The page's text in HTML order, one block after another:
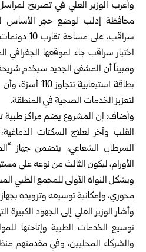
وأعرب الوزير العلي في تصريح
محافظة إدلب لوضع حجر الأساس
سراقب،
اختيار سراقب جاء لموقعها الجغرافي
ومبيناً أن المشفى الجديد سيخدم
بطاقة
لتعزيز الخدمات الصحية في المنطقة.
وأضاف: إن المشروع يضم مراكز طبية
القلب وآخر لعلاج السكتات
السرطان الشعاعي، يتضمن جهاز
الأورام، ليكون الثالث من نوعه على
ويشكل النواة الأولى للمجمع الطبي
محوري، وإمكانية توسيعه وتزويده
وأشار الوزير العلي إلى الجهود
توسيع الخدمات الطبية وإتاحتها
والشركاء المحليين، وفي مقدمتهم